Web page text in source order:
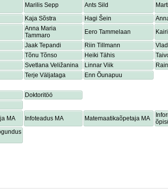
Marilis Sepp Ants Sild
Kaja Sõstra Hagi Šein
Anna Maria
Tammaro
Eero Tammelaan
Jaak Tepandi Riin Tillmann
Tõnu Tõnso Heiki Tähis
Svetlana Veližanina Linnar Viik
Terje Väljataga
Enn Õunapuu
Doktoritöö
MA Infoteadus MA Matemaatikaõpetaja MA